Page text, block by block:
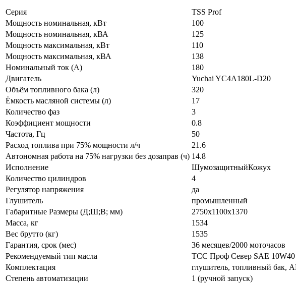
Серия
TSS Prof
Мощность номинальная, кВт
100
Мощность номинальная, кВА
125
Мощность максимальная, кВт
110
Мощность максимальная, кВА
138
Номинальный ток (А)
180
Двигатель
Yuchai YC4A180L-D20
Объём топливного бака (л)
320
Ёмкость масляной системы (л)
17
Количество фаз
3
Коэффициент мощности
0.8
Частота, Гц
50
Расход топлива при 75% мощности л/ч
21.6
Автономная работа на 75% нагрузки без дозаправ (ч) 14.8
Исполнение
ШумозащитныйКожух
Количество цилиндров
4
Регулятор напряжения
да
Глушитель
промышленный
Габаритные Размеры (Д;Ш;В; мм)
2750x1100x1370
Масса, кг
1534
Вес брутто (кг)
1535
Гарантия, срок (мес)
36 месяцев/2000 моточасов
Рекомендуемый тип масла
ТСС Проф Север SAE 10W40
Комплектация
глушитель, топливный бак,
Степень автоматизации
1 (ручной запуск)